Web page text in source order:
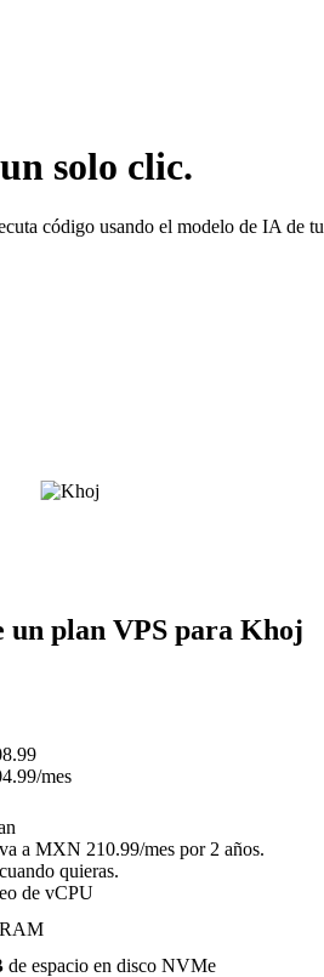
solo clic.
código usando el modelo de IA de
un plan VPS para Khoj
/mes
a MXN 210.99/mes por 2 años.
quieras.
de vCPU
RAM
de espacio en disco NVMe